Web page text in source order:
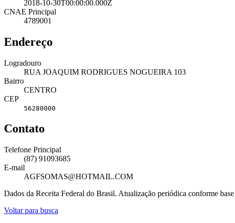
2018-10-30T00:00:00.000Z
CNAE Principal
4789001
Endereço
Logradouro
RUA JOAQUIM RODRIGUES NOGUEIRA 103
Bairro
CENTRO
CEP
56280000
Contato
Telefone Principal
(87) 91093685
E-mail
AGFSOMAS@HOTMAIL.COM
Dados da Receita Federal do Brasil. Atualização periódica conforme
Voltar para busca